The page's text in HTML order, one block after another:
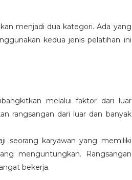
menjadi dua kategori. Ada yang
kedua jenis pelatihan ini
melalui faktor dari luar
rangsangan dari luar dan banyak
seorang karyawan yang memiliki
menguntungkan. Rangsangan
bekerja.